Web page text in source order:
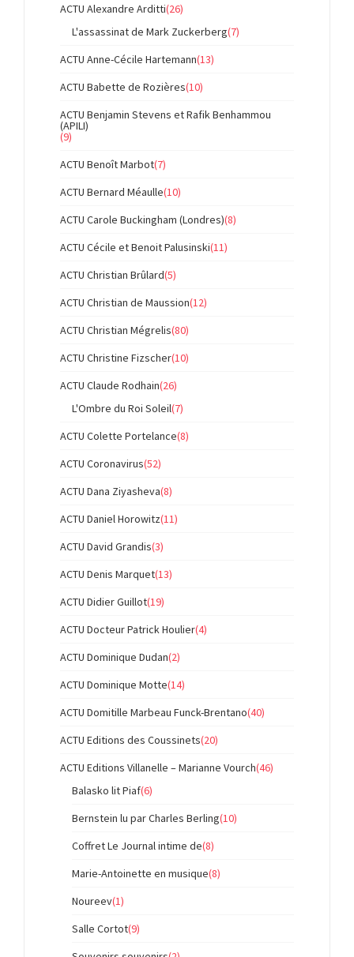
ACTU Alexandre Arditti(26)
L'assassinat de Mark Zuckerberg(7)
ACTU Anne-Cécile Hartemann(13)
ACTU Babette de Rozières(10)
ACTU Benjamin Stevens et Rafik Benhammou
(APILI)
(9)
ACTU Benoît Marbot(7)
ACTU Bernard Méaulle(10)
ACTU Carole Buckingham (Londres)(8)
ACTU Cécile et Benoit Palusinski(11)
ACTU Christian Brûlard(5)
ACTU Christian de Maussion(12)
ACTU Christian Mégrelis(80)
ACTU Christine Fizscher(10)
ACTU Claude Rodhain(26)
L'Ombre du Roi Soleil(7)
ACTU Colette Portelance(8)
ACTU Coronavirus(52)
ACTU Dana Ziyasheva(8)
ACTU Daniel Horowitz(11)
ACTU David Grandis(3)
ACTU Denis Marquet(13)
ACTU Didier Guillot(19)
ACTU Docteur Patrick Houlier(4)
ACTU Dominique Dudan(2)
ACTU Dominique Motte(14)
ACTU Domitille Marbeau Funck-Brentano(40)
ACTU Editions des Coussinets(20)
ACTU Editions Villanelle – Marianne Vourch(46)
Balasko lit Piaf(6)
Bernstein lu par Charles Berling(10)
Coffret Le Journal intime de(8)
Marie-Antoinette en musique(8)
Noureev(1)
Salle Cortot(9)